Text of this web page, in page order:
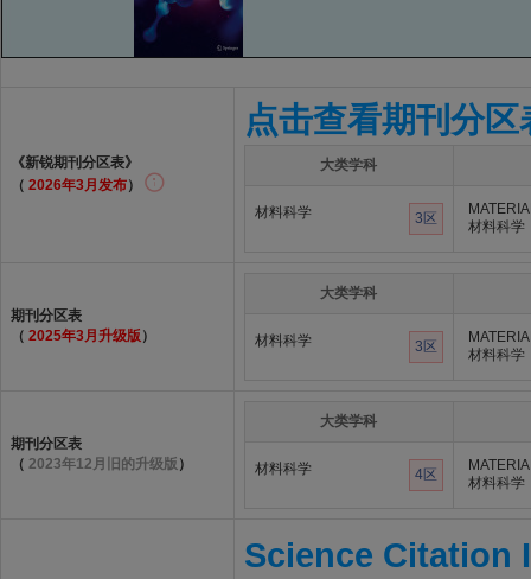
《新锐期刊分区表》
（ 2026年3月发布）
点击查看期刊分区
大类学科
材料科学 3区
材料科学
期刊分区表
（ 2025年3月升级版 ）
大类学科
材料科学 3区
材料科学
期刊分区表
（ 2023年12月旧的升级版 ）
大类学科
材料科学 4区
材料科学
Science Citation